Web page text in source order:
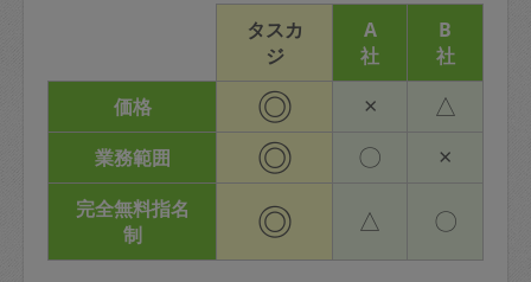
タスカ
ジ
A
社
B
社
価格
◎ × △
業務範囲 ◎ 〇 ×
完全無料指名
制
◎ △ 〇